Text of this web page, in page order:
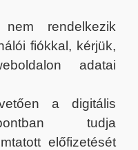
rendelkezik
fiókkal, kérjük,
adatai
a digitális
tudja
előfizetését